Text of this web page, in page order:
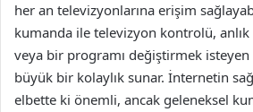
her an televizyonlarına erişim
kumanda ile televizyon kontrolü,
veya bir programı değiştirmek isteyen
büyük bir kolaylık sunar. İnternetin
elbette ki önemli, ancak geleneksel